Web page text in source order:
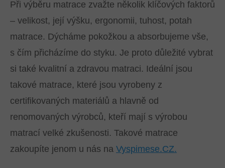
Při výběru matrace zvažte několik klíčových faktorů
– velikost, její výšku, ergonomii, tuhost, potah
matrace. Dýcháme pokožkou a absorbujeme vše,
s čím přicházíme do styku. Je proto důležité vybrat
si také kvalitní a zdravou matraci. Ideální jsou
takové matrace, které jsou vyrobeny z
certifikovaných materiálů a hlavně od
renomovaných výrobců, kteří mají s výrobou
matrací velké zkušenosti. Takové matrace
zakoupíte jenom u nás na Vyspimese.CZ.